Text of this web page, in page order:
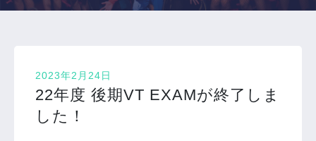
2023年2月24日
22年度 後期VT EXAMが終了しま
した！